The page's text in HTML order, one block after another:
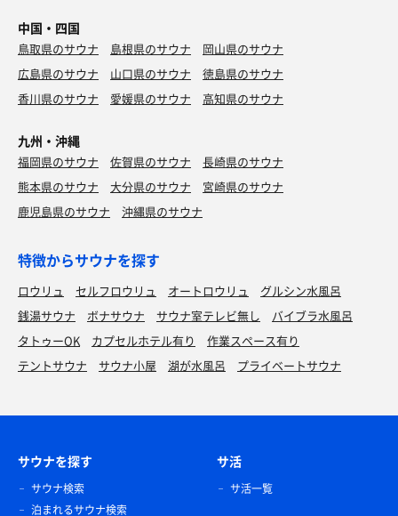
中国・四国
鳥取県のサウナ 島根県のサウナ
岡山県のサウナ
広島県のサウナ
山口県のサウナ
徳島県のサウナ
香川県のサウナ
愛媛県のサウナ 高知県のサウナ
九州・沖縄
福岡県のサウナ 佐賀県のサウナ
長崎県のサウナ
熊本県のサウナ
大分県のサウナ
宮崎県のサウナ
鹿児島県のサウナ
沖縄県のサウナ
特徴からサウナを探す
ロウリュ セルフロウリュ オートロウリュ
グルシン水風呂
銭湯サウナ
ボナサウナ サウナ室テレビ無し
バイブラ水風呂
タトゥーOK
カプセルホテル有り
作業スペース有り
テントサウナ
サウナ小屋 湖が水風呂 プライベートサウナ
サウナを探す
サウナ検索
泊まれるサウナ検索
サ活
サ活一覧